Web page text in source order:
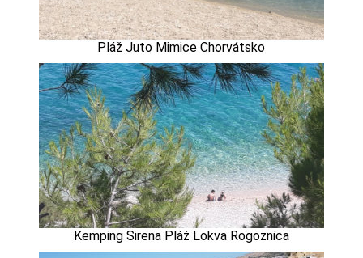
Pláž Juto Mimice Chorvátsko
Kemping Sirena Pláž Lokva Rogoznica